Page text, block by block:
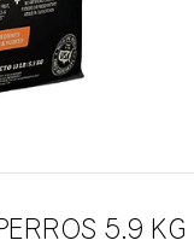
5.9 KG